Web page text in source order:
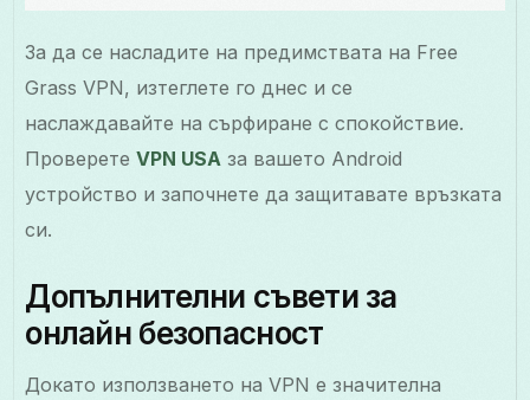
За да се насладите на предимствата на Free
Grass VPN, изтеглете го днес и се
наслаждавайте на сърфиране с спокойствие.
ПроверетеVPN USA за вашето Android
устройство и започнете да защитавате връзката
си.
Допълнителни съвети за
онлайн безопасност
Докато използването на VPN е значителна